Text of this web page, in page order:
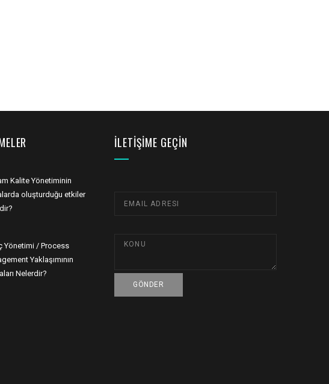
Kalite Yönetiminin
oluşturduğu etkiler
Yönetimi / Process
Yaklaşımının
Nelerdir?
İLETIŞIME GEÇIN